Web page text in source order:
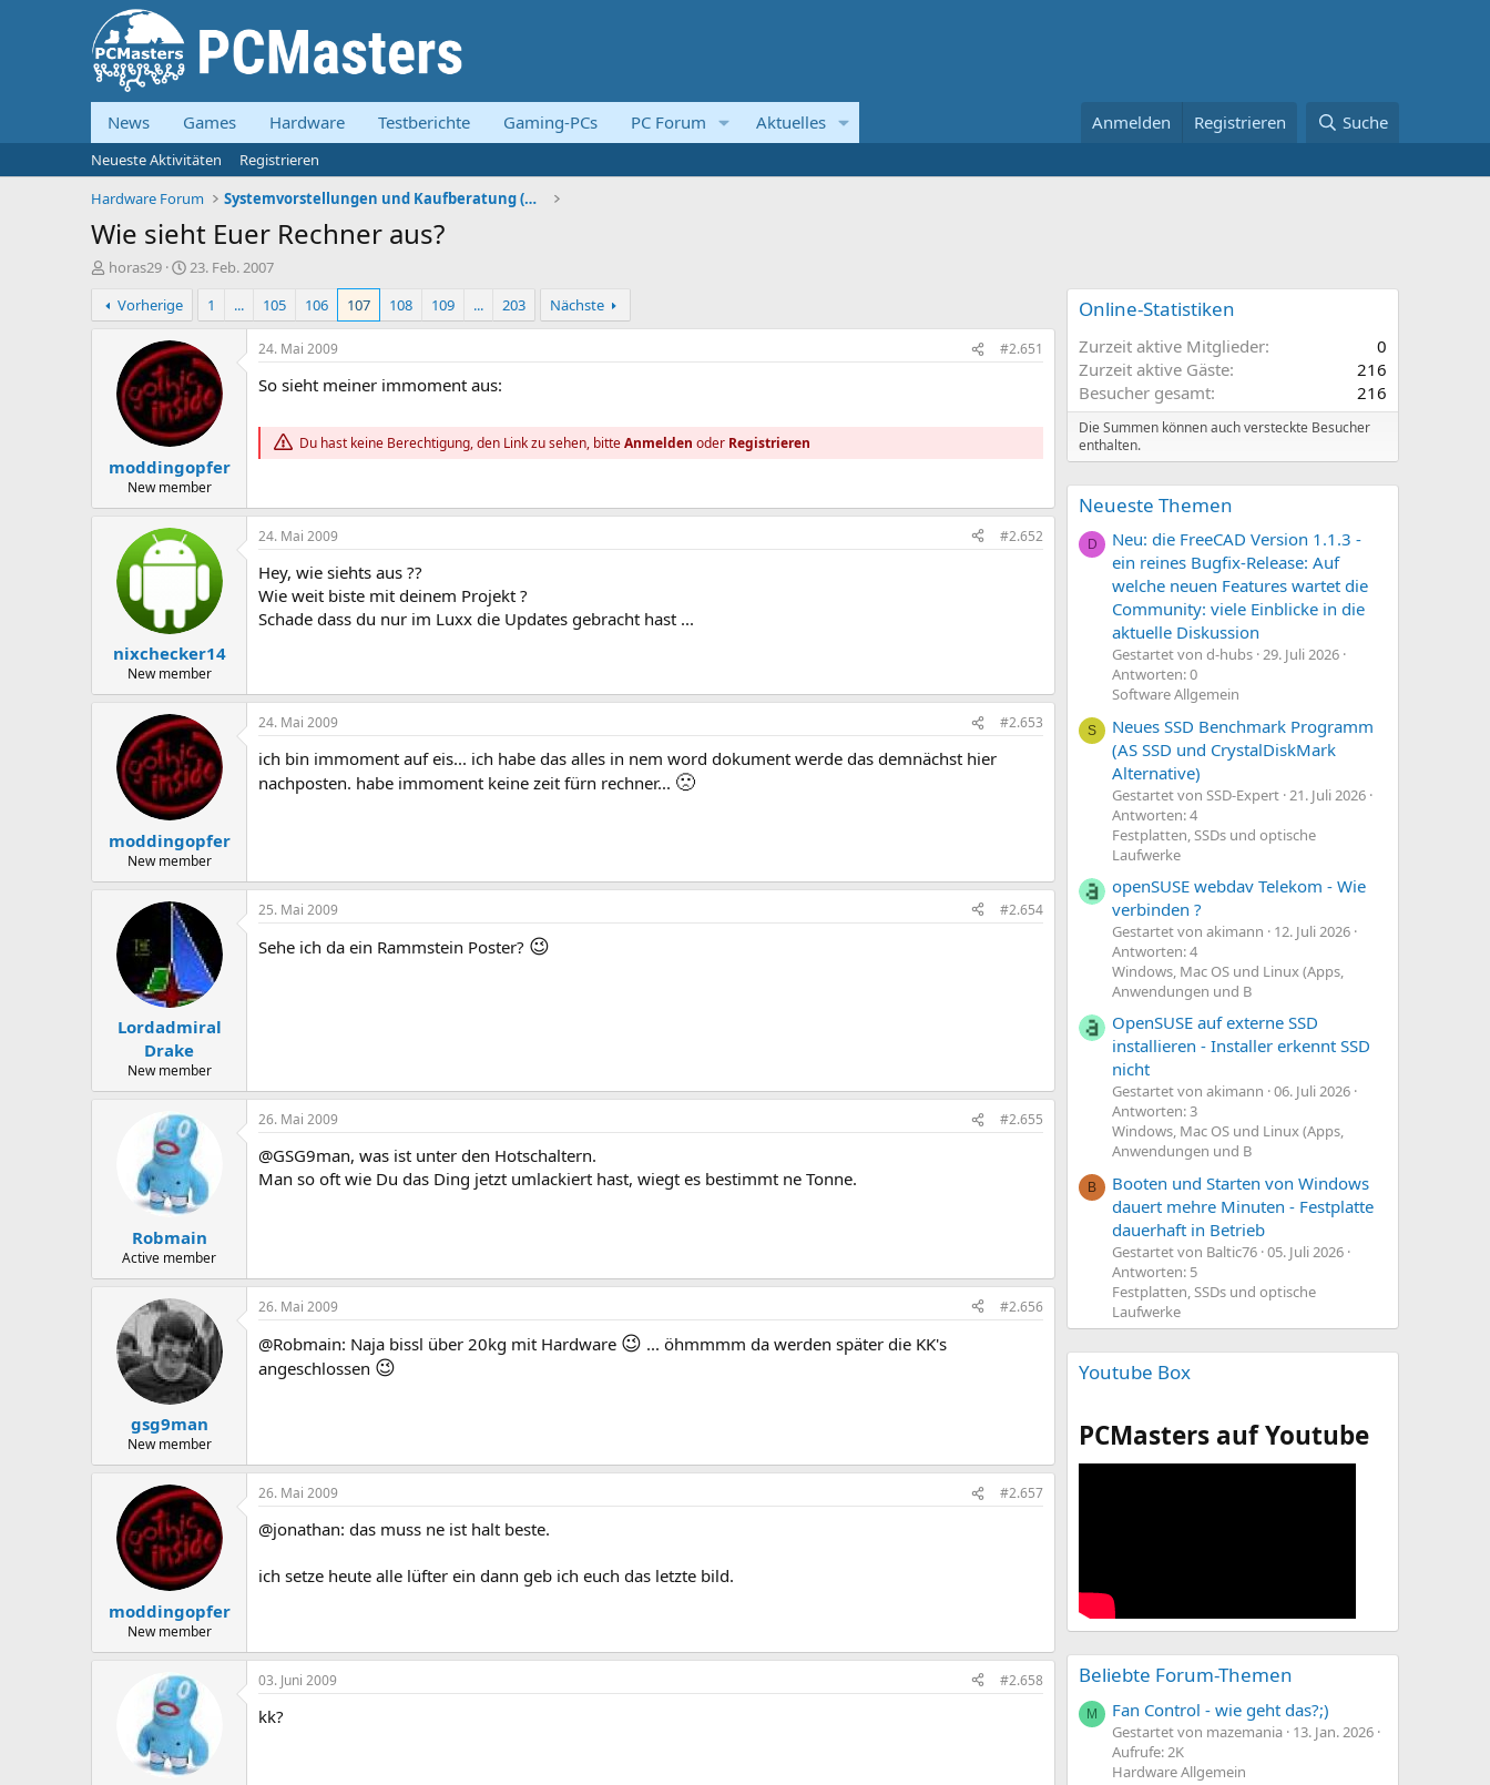
News Games Hardware Testberichte Gaming-PCs PC Forum Aktuelles Anmelden Registrieren Suche
Neueste Aktivitäten
Registrieren
Hardware Forum
Systemvorstellungen und Kaufberatung (Komplettsyst
Wie sieht Euer Rechner aus?
E
s
t
horas29
E
t
e
l
l
t
a
m
23. Feb. 2007
Vorherige
1 ... 105 106 107 108 109 ... 203 Nächste
moddingopfer
New member
24. Mai 2009 #2.651
So sieht meiner immoment aus:
Du hast keine Berechtigung, den Link zu sehen, bitteAnmelden oder Registrieren
nixchecker14
New member
24. Mai 2009 #2.652
Hey, wie siehts aus ??
Wie weit biste mit deinem Projekt ?
Schade dass du nur im Luxx die Updates gebracht hast ...
moddingopfer
New member
24. Mai 2009 #2.653
ich bin immoment auf eis... ich habe das alles in nem word dokument werde das demnächst hier
nachposten. habe immoment keine zeit fürn rechner... 🙁
Lordadmiral
Drake
New member
25. Mai 2009 #2.654
Sehe ich da ein Rammstein Poster? 😉
Robmain
Active member
26. Mai 2009 #2.655
@GSG9man, was ist unter den Hotschaltern.
Man so oft wie Du das Ding jetzt umlackiert hast, wiegt es bestimmt ne Tonne.
gsg9man
New member
26. Mai 2009 #2.656
@Robmain: Naja bissl über 20kg mit Hardware 😉 ... öhmmmm da werden später die KK's
angeschlossen 😉
moddingopfer
New member
26. Mai 2009 #2.657
@jonathan: das muss ne ist halt beste.
ich setze heute alle lüfter ein dann geb ich euch das letzte bild.
03. Juni 2009 #2.658
kk?
Online-Statistiken
Zurzeit aktive Mitglieder
0
Zurzeit aktive Gäste
216
Besucher gesamt
216
Die Summen können auch versteckte Besucher
enthalten.
Neueste Themen
D
Neu: die FreeCAD Version 1.1.3 -
ein reines Bugfix-Release: Auf
welche neuen Features wartet die
Community: viele Einblicke in die
aktuelle Diskussion
Gestartet von d-hubs 29. Juli 2026
Antworten: 0
Software Allgemein
S
Neues SSD Benchmark Programm
(AS SSD und CrystalDiskMark
Alternative)
Gestartet von SSD-Expert 21. Juli 2026
Antworten: 4
Festplatten, SSDs und optische
Laufwerke
openSUSE webdav Telekom - Wie
verbinden ?
Gestartet von akimann
12. Juli 2026
Antworten: 4
Windows, Mac OS und Linux (Apps,
Anwendungen und B
OpenSUSE auf externe SSD
installieren - Installer erkennt SSD
nicht
Gestartet von akimann 06. Juli 2026
Antworten: 3
Windows, Mac OS und Linux (Apps,
Anwendungen und B
B
Booten und Starten von Windows
dauert mehre Minuten - Festplatte
dauerhaft in Betrieb
Gestartet von Baltic76 05. Juli 2026
Antworten: 5
Festplatten, SSDs und optische
Laufwerke
Youtube Box
PCMasters auf Youtube
Beliebte Forum-Themen
M Fan Control - wie geht das?;)
Gestartet von mazemania 13. Jan. 2026
Aufrufe: 2K
Hardware Allgemein